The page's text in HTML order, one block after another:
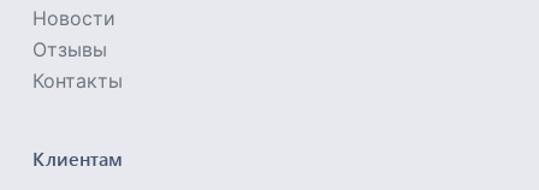
Новости
Отзывы
Контакты
Клиентам